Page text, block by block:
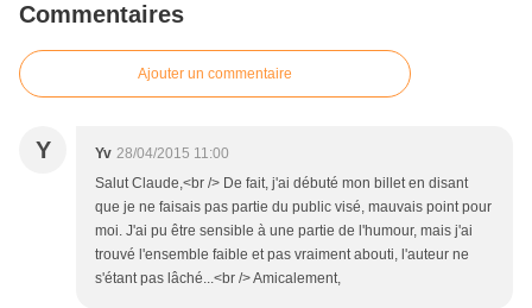
Commentaires
Ajouter un commentaire
Y Yv 28/04/2015 11:00
Salut Claude,<br /> De fait, j'ai débuté mon billet en disant
que je ne faisais pas partie du public visé, mauvais point pour
moi. J'ai pu être sensible à une partie de l'humour, mais j'ai
trouvé l'ensemble faible et pas vraiment abouti, l'auteur ne
s'étant pas lâché...<br /> Amicalement,